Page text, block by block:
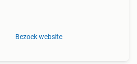
Bezoek website